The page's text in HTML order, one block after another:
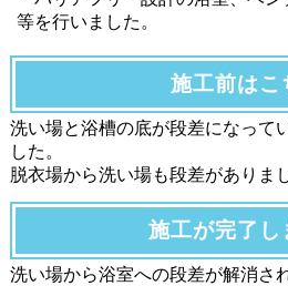
等を行いました。
施工前はこ
洗い場と浴槽の底が段差になって
した。
脱衣場から洗い場も段差がありま
施工が完了し
洗い場から浴室への段差が解消さ